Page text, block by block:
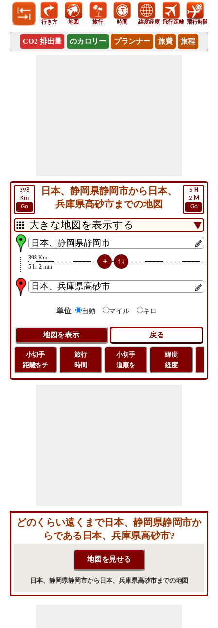
行き方 地図 旅行 時間 緯度経度 飛行距離 飛行時間
CO2 排出量 のカロリー プランナー 旅費 旅程
398
Km
Go
5 H
2 M
Go
日本、静岡県静岡市から日本、
兵庫県高砂市までの地図
398 Km
5 hr 2 min
単位 自動 マイル キロ
小切手
距離をチ
旅行
時間
小切手
道順を
緯度
経度
どのくらい遠くまで日本、静岡県静岡市か
らである日本、兵庫県高砂市?
日本、静岡県静岡市から日本、兵庫県高砂市までの地図